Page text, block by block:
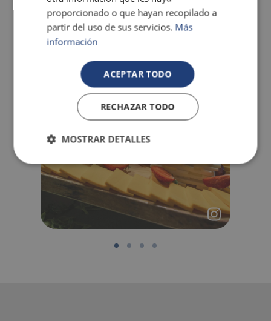
proporcionado o que hayan recopilado a
partir del uso de sus servicios. Más
información
ACEPTAR TODO
RECHAZAR TODO
MOSTRAR DETALLES